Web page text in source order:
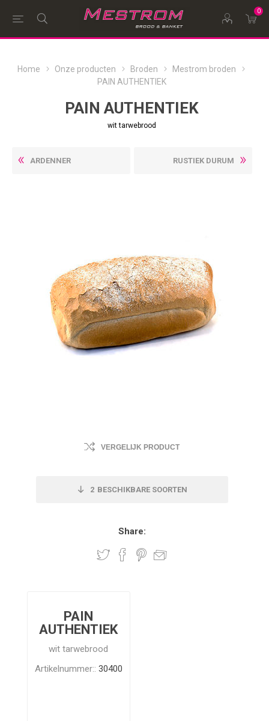
0
Home Onze producten Broden
Mestrom broden
PAIN AUTHENTIEK
PAIN AUTHENTIEK
wit tarwebrood
ARDENNER RUSTIEK DURUM
VERGELIJK PRODUCT
2 BESCHIKBARE SOORTEN
Share:
PAIN
AUTHENTIEK
wit tarwebrood
Artikelnummer:: 30400